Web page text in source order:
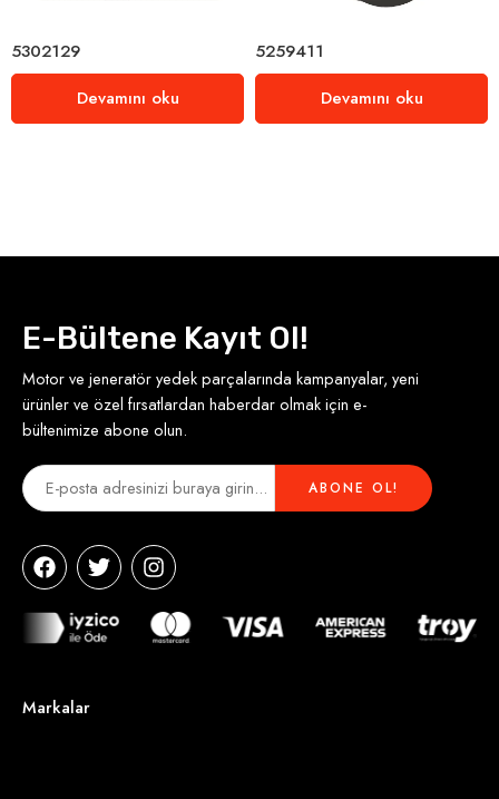
5302129
Devamını oku
5259411
Devamını oku
E-Bültene Kayıt Ol!
Motor ve jeneratör yedek parçalarında kampanyalar, yeni
ürünler ve özel fırsatlardan haberdar olmak için e-
bültenimize abone olun.
Markalar